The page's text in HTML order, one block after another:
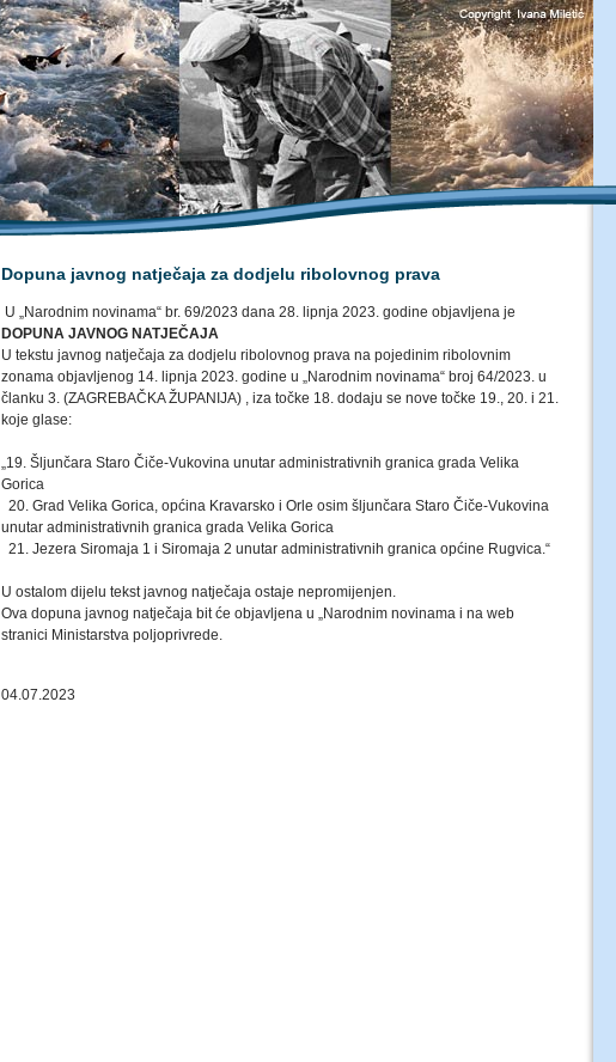
Dopuna javnog natječaja za dodjelu ribolovnog prava
U „Narodnim novinama“ br. 69/2023 dana 28. lipnja 2023. godine objavljena je
DOPUNA JAVNOG NATJEČAJA
U tekstu javnog natječaja za dodjelu ribolovnog prava na pojedinim ribolovnim
zonama objavljenog 14. lipnja 2023. godine u „Narodnim novinama“ broj 64/2023. u
članku 3. (ZAGREBAČKA ŽUPANIJA) , iza točke 18. dodaju se nove točke 19., 20. i 21.
koje glase:
„19. Šljunčara Staro Čiče-Vukovina unutar administrativnih granica grada Velika
Gorica
20. Grad Velika Gorica, općina Kravarsko i Orle osim šljunčara Staro Čiče-Vukovina
unutar administrativnih granica grada Velika Gorica
21. Jezera Siromaja 1 i Siromaja 2 unutar administrativnih granica općine Rugvica.“
U ostalom dijelu tekst javnog natječaja ostaje nepromijenjen.
Ova dopuna javnog natječaja bit će objavljena u „Narodnim novinama i na web
stranici Ministarstva poljoprivrede.
04.07.2023